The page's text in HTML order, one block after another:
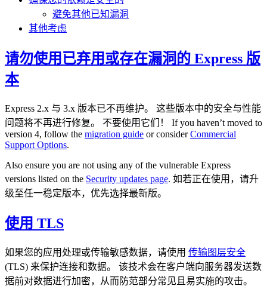
避免其他已知漏洞
其他考虑
请勿使用已弃用或存在漏洞的 Express 版
本
Express 2.x 与 3.x 版本已不再维护。 这些版本中的安全与性能
问题将不再进行修复。 不要使用它们！ If you haven’t moved to
version 4, follow the migration guide or considerCommercial
Support Options.
Also ensure you are not using any of the vulnerable Express
versions listed on the Security updates page. 如若正在使用，请升
级至任一稳定版本，优先选择最新版。
使用 TLS
如果您的应用处理或传输敏感数据，请使用 传输图层安全
(TLS) 来保护连接和数据。 该技术会在客户端向服务器发送数
据前对数据进行加密，从而防范部分常见且易实施的攻击。